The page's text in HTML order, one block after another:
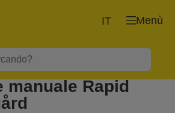
Menù
IT
manuale Rapid